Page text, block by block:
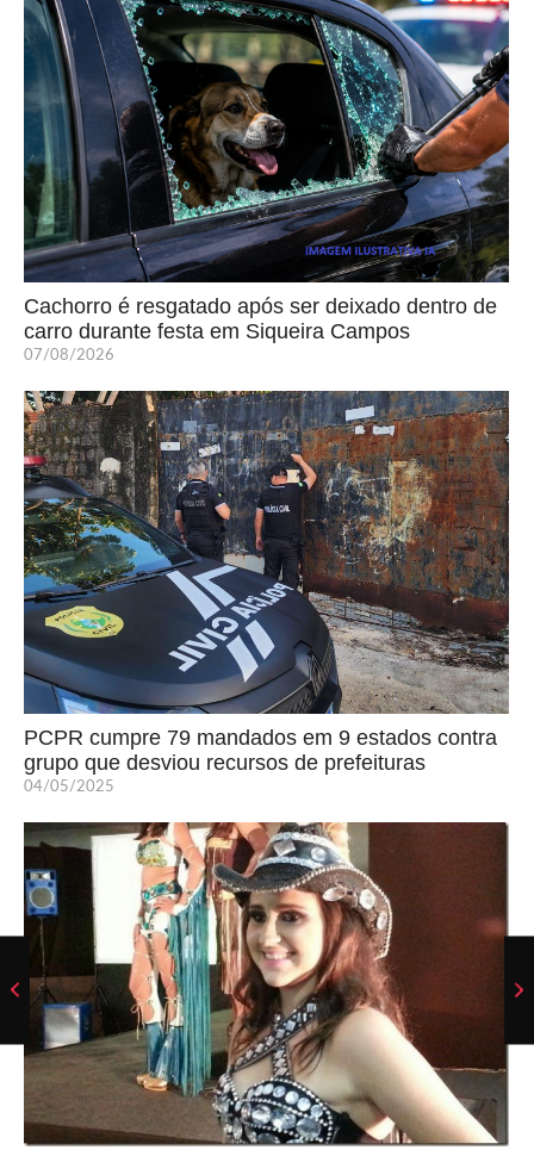
Cachorro é resgatado após ser deixado dentro de
carro durante festa em Siqueira Campos
07/08/2026
PCPR cumpre 79 mandados em 9 estados contra
grupo que desviou recursos de prefeituras
04/05/2025